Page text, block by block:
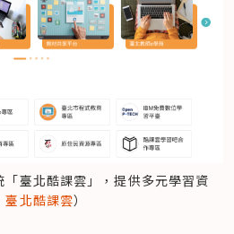
「臺北酷課雲」，提供多元學習資
臺北酷課雲）